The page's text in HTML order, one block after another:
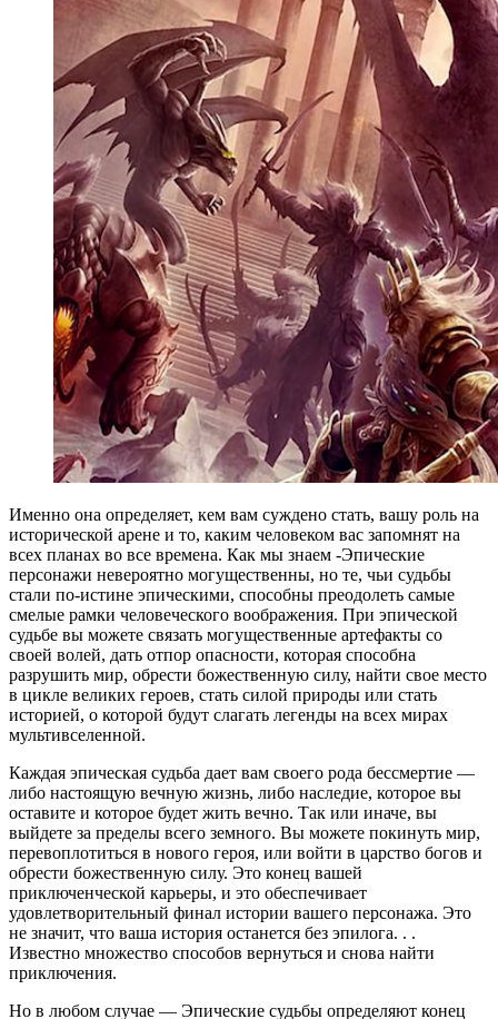
Именно она определяет, кем вам суждено стать, вашу роль на
исторической арене и то, каким человеком вас запомнят на
всех планах во все времена. Как мы знаем -Эпические
персонажи невероятно могущественны, но те, чьи судьбы
стали по-истине эпическими, способны преодолеть самые
смелые рамки человеческого воображения. При эпической
судьбе вы можете связать могущественные артефакты со
своей волей, дать отпор опасности, которая способна
разрушить мир, обрести божественную силу, найти свое место
в цикле великих героев, стать силой природы или стать
историей, о которой будут слагать легенды на всех мирах
мультивселенной.
Каждая эпическая судьба дает вам своего рода бессмертие —
либо настоящую вечную жизнь, либо наследие, которое вы
оставите и которое будет жить вечно. Так или иначе, вы
выйдете за пределы всего земного. Вы можете покинуть мир,
перевоплотиться в нового героя, или войти в царство богов и
обрести божественную силу. Это конец вашей
приключенческой карьеры, и это обеспечивает
удовлетворительный финал истории вашего персонажа. Это
не значит, что ваша история останется без эпилога. . .
Известно множество способов вернуться и снова найти
приключения.
Но в любом случае — Эпические судьбы определяют конец